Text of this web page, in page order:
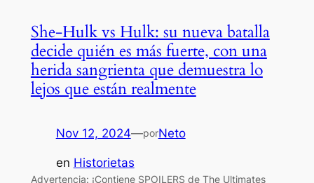
She-Hulk vs Hulk: su nueva batalla
decide quién es más fuerte, con una
herida sangrienta que demuestra lo
lejos que están realmente
Nov 12, 2024—porNeto
en Historietas
Advertencia: ¡Contiene SPOILERS de The Ultimates